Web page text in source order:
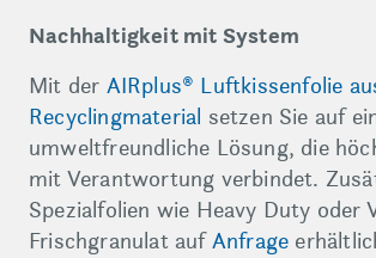
Nachhaltigkeit mit System
Mit der AIRplus® Luftkissenfolie
Recyclingmaterial setzen Sie auf
umweltfreundliche Lösung, die
mit Verantwortung verbindet.
Spezialfolien wie Heavy Duty oder
Frischgranulat aufAnfrage